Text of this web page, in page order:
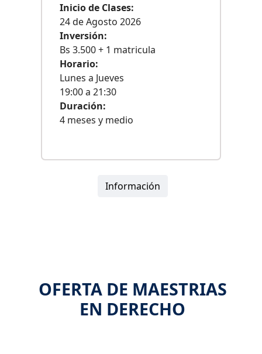
Inicio de Clases:
24 de Agosto 2026
Inversión:
Bs 3.500 + 1 matricula
Horario:
Lunes a Jueves
19:00 a 21:30
Duración:
4 meses y medio
Información
OFERTA DE MAESTRIAS
EN DERECHO